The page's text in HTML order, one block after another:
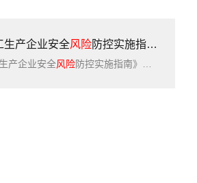
生产企业安全风险防控实施指南》（T/SCSWXHXPXH06-2023）【全文附高清PDF+Word版下载】
产企业安全风险防控实施指南》（T/SCSWXHXPXH06-2023）【全文附高清PDF+Word版下载】简介：本文件规定了四川省氟化工生产企业安全